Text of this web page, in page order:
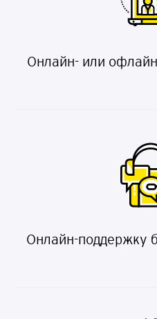
Онлайн- или
Онлайн-поддержку